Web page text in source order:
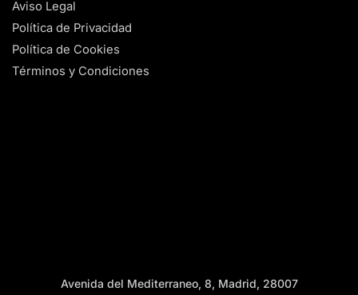
Aviso Legal
Política de Privacidad
Política de Cookies
Términos y Condiciones
Avenida del Mediterraneo, 8, Madrid, 28007